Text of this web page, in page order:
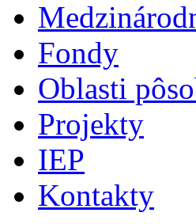
Fondy
Oblasti
Projekty
IEP
Kontakty